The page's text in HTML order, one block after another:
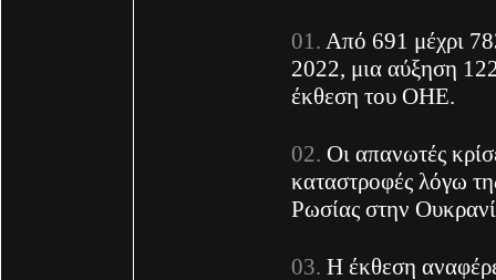
Από 691 μέχρι
2022, μια αύξηση
έκθεση του ΟΗΕ.
Οι απανωτές
καταστροφές λόγω
Ρωσίας στην
Η έκθεση